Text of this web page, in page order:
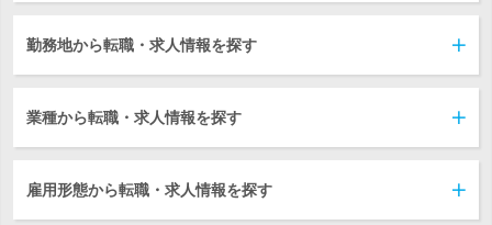
勤務地から転職・求人情報を探す
業種から転職・求人情報を探す
雇用形態から転職・求人情報を探す